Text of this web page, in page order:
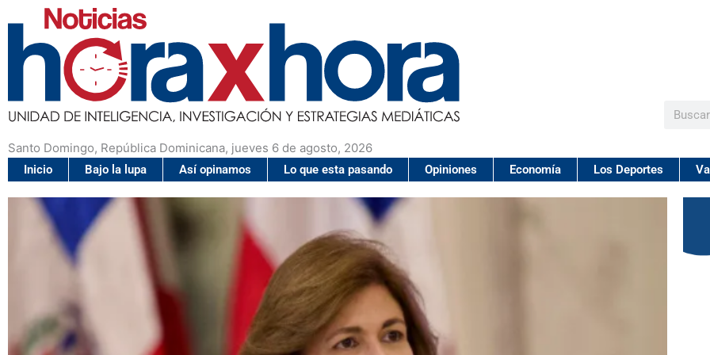
Santo Domingo, República Dominicana, jueves 6 de agosto, 2026
Buscar
Inicio Bajo la lupa Así opinamos Lo que esta pasando Opiniones Economía Los Deportes